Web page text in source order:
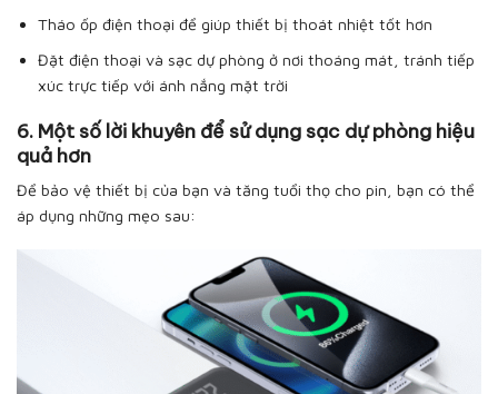
Tháo ốp điện thoại để giúp thiết bị thoát nhiệt tốt hơn
Đặt điện thoại và sạc dự phòng ở nơi thoáng mát, tránh tiếp
xúc trực tiếp với ánh nắng mặt trời
6. Một số lời khuyên để sử dụng sạc dự phòng hiệu
quả hơn
Để bảo vệ thiết bị của bạn và tăng tuổi thọ cho pin, bạn có thể
áp dụng những mẹo sau: